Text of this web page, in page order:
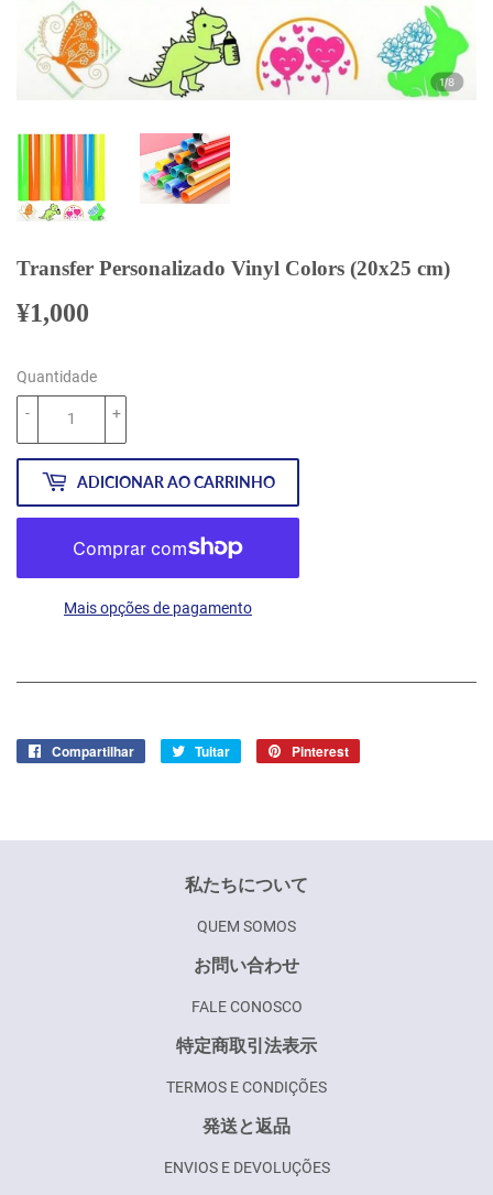
Transfer Personalizado Vinyl Colors (20x25 cm)
¥1,000
Quantidade
+
-
ADICIONAR AO CARRINHO
Mais opções de pagamento
Compartilhar
Compartilhar
Tuitar Tuitar Pinterest
私たちについて
QUEM SOMOS
お問い合わせ
FALE CONOSCO
特定商取引法表示
TERMOS E CONDIÇÕES
発送と返品
ENVIOS E DEVOLUÇÕES